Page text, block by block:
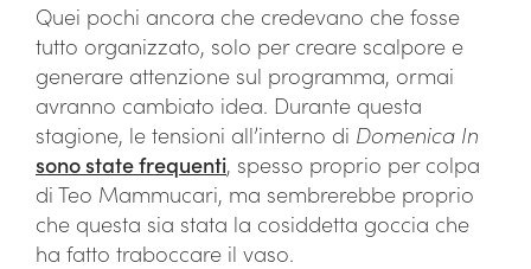
Quei pochi ancora che credevano che fosse
tutto organizzato, solo per creare scalpore e
generare attenzione sul programma, ormai
avranno cambiato idea. Durante questa
stagione, le tensioni all’interno di Domenica In
sono state frequenti, spesso proprio per colpa
di Teo Mammucari, ma sembrerebbe proprio
che questa sia stata la cosiddetta goccia che
ha fatto traboccare il vaso.